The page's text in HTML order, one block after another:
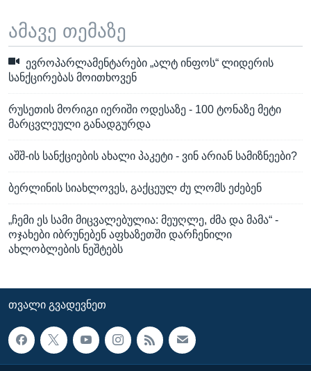
ამავე თემაზე
ევროპარლამენტარები „ალტ ინფოს“ ლიდერის
სანქცირებას მოითხოვენ
რუსეთის მორიგი იერიში ოდესაზე - 100 ტონაზე მეტი
მარცვლეული განადგურდა
აშშ-ის სანქციების ახალი პაკეტი - ვინ არიან სამიზნეები?
ბერლინის სიახლოვეს, გაქცეულ ძუ ლომს ეძებენ
„ჩემი ეს სამი მიცვალებულია: მეუღლე, ძმა და მამა“ -
ოჯახები იბრუნებენ აფხაზეთში დარჩენილი
ახლობლების ნეშტებს
ᲗᲕᲐᲚᲘ ᲒᲕᲐᲓᲔᲕᲜᲔᲗ